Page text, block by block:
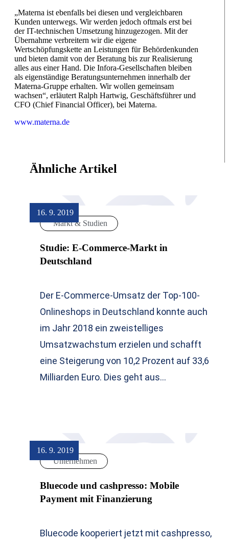
„Materna ist ebenfalls bei diesen und vergleichbaren
Kunden unterwegs. Wir werden jedoch oftmals erst bei
der IT-technischen Umsetzung hinzugezogen. Mit der
Übernahme verbreitern wir die eigene
Wertschöpfungskette an Leistungen für Behördenkunden
und bieten damit von der Beratung bis zur Realisierung
alles aus einer Hand. Die Infora-Gesellschaften bleiben
als eigenständige Beratungsunternehmen innerhalb der
Materna-Gruppe erhalten. Wir wollen gemeinsam
wachsen“, erläutert Ralph Hartwig, Geschäftsführer und
CFO (Chief Financial Officer), bei Materna.
www.materna.de
Ähnliche Artikel
16. 9. 2019
Markt & Studien
Studie: E-Commerce-Markt in
Deutschland
Der E-Commerce-Umsatz der Top-100-
Onlineshops in Deutschland konnte auch
im Jahr 2018 ein zweistelliges
Umsatzwachstum erzielen und schafft
eine Steigerung von 10,2 Prozent auf 33,6
Milliarden Euro. Dies geht aus…
16. 9. 2019
Unternehmen
Bluecode und cashpresso: Mobile
Payment mit Finanzierung
Bluecode kooperiert jetzt mit cashpresso,